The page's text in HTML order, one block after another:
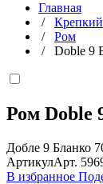
Главная
/ Крепкий
/ Ром
/ Doble 9
Ром Doble
Добле 9 Бланко
АртикулАрт.
В избранное